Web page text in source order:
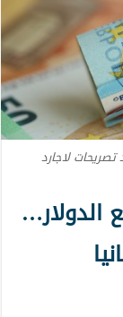
الدولار…